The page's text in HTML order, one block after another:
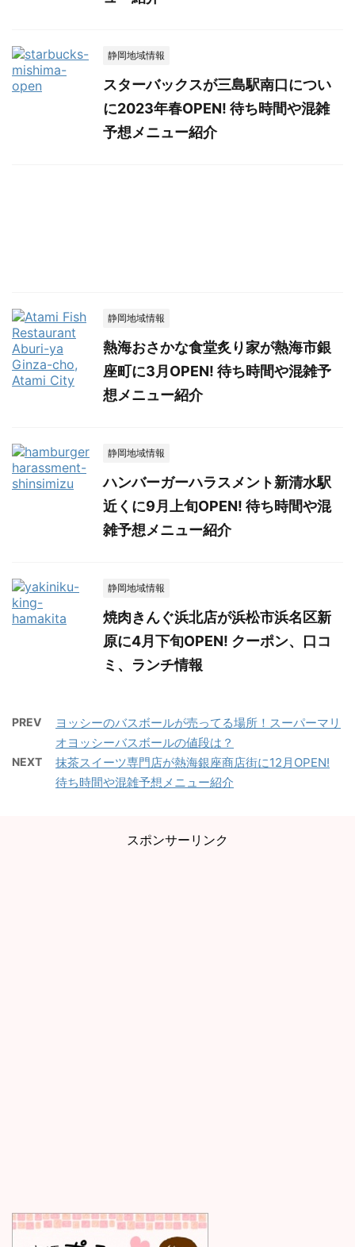
静岡地域情報
スターバックスが三島駅南口につい
に2023年春OPEN! 待ち時間や混雑
予想メニュー紹介
静岡地域情報
熱海おさかな食堂炙り家が熱海市銀
座町に3月OPEN! 待ち時間や混雑予
想メニュー紹介
静岡地域情報
ハンバーガーハラスメント新清水駅
近くに9月上旬OPEN! 待ち時間や混
雑予想メニュー紹介
静岡地域情報
焼肉きんぐ浜北店が浜松市浜名区新
原に4月下旬OPEN! クーポン、口コ
ミ、ランチ情報
PREV
ヨッシーのバスボールが売ってる場所！スーパーマリ
オヨッシーバスボールの値段は？
NEXT
抹茶スイーツ専門店が熱海銀座商店街に12月OPEN!
待ち時間や混雑予想メニュー紹介
スポンサーリンク